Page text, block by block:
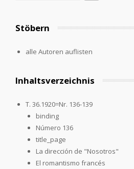
Stöbern
alle Autoren auflisten
Inhaltsverzeichnis
T. 36.1920=Nr. 136-139
binding
Número 136
title_page
La dirección de "Nosotros"
El romantismo francés